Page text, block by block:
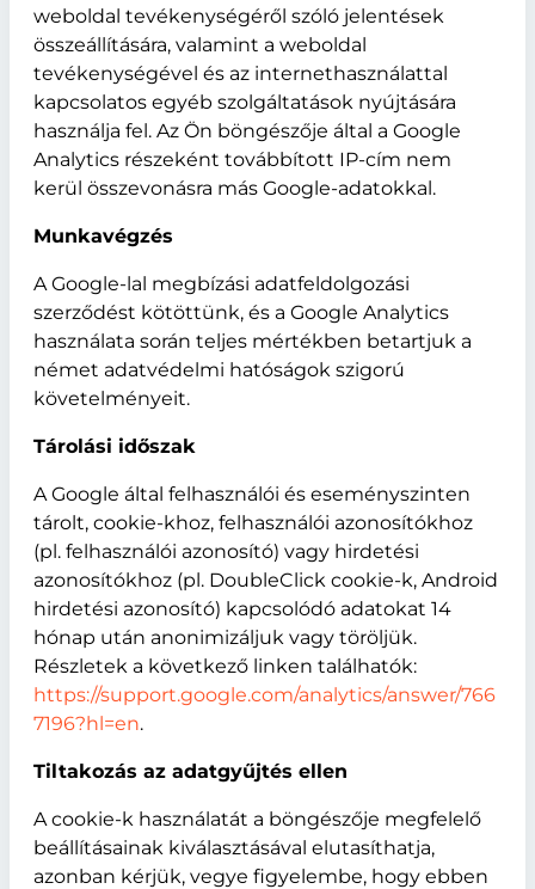
weboldal tevékenységéről szóló jelentések
összeállítására, valamint a weboldal
tevékenységével és az internethasználattal
kapcsolatos egyéb szolgáltatások nyújtására
használja fel. Az Ön böngészője által a Google
Analytics részeként továbbított IP-cím nem
kerül összevonásra más Google-adatokkal.
Munkavégzés
A Google-lal megbízási adatfeldolgozási
szerződést kötöttünk, és a Google Analytics
használata során teljes mértékben betartjuk a
német adatvédelmi hatóságok szigorú
követelményeit.
Tárolási időszak
A Google által felhasználói és eseményszinten
tárolt, cookie-khoz, felhasználói azonosítókhoz
(pl. felhasználói azonosító) vagy hirdetési
azonosítókhoz (pl. DoubleClick cookie-k, Android
hirdetési azonosító) kapcsolódó adatokat 14
hónap után anonimizáljuk vagy töröljük.
Részletek a következő linken találhatók:
https://support.google.com/analytics/answer/766
7196?hl=en.
Tiltakozás az adatgyűjtés ellen
A cookie-k használatát a böngészője megfelelő
beállításainak kiválasztásával elutasíthatja,
azonban kérjük, vegye figyelembe, hogy ebben